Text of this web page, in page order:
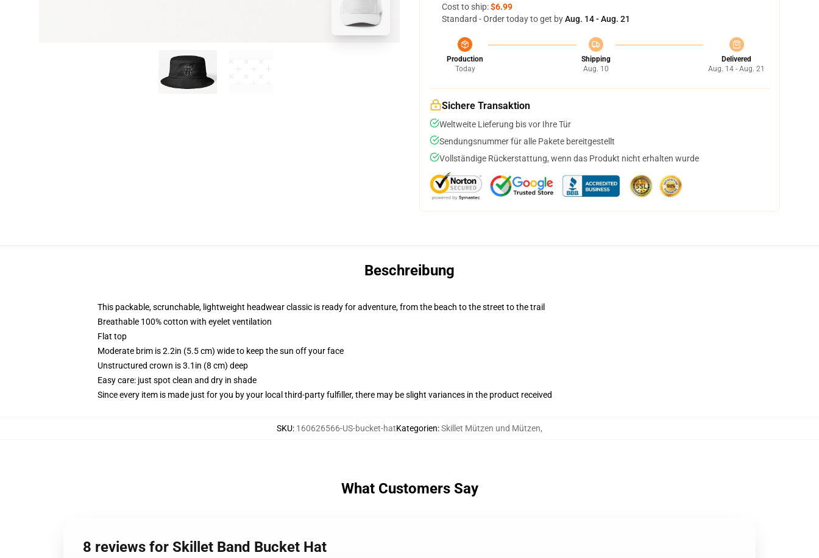
Cost to ship:$6.99
Standard - Order today to get byAug. 14 - Aug. 21
Production
Today
Shipping
Aug. 10
Delivered
Aug. 14 - Aug. 21
Sichere Transaktion
Weltweite Lieferung bis vor Ihre Tür
Sendungsnummer für alle Pakete bereitgestellt
Vollständige Rückerstattung, wenn das Produkt nicht erhalten wurde
Beschreibung
This packable, scrunchable, lightweight headwear classic is ready for adventure, from the beach to the street to the trail
Breathable 100% cotton with eyelet ventilation
Flat top
Moderate brim is 2.2in (5.5 cm) wide to keep the sun off your face
Unstructured crown is 3.1in (8 cm) deep
Easy care: just spot clean and dry in shade
Since every item is made just for you by your local third-party fulfiller, there may be slight variances in the product received
SKU: 160626566-US-bucket-hatKategorien:Skillet Mützen und Mützen,
What Customers Say
8 reviews for Skillet Band Bucket Hat